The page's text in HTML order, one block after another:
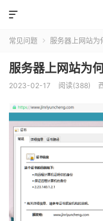

常见问题  服务器上网站为
服务器上网站为
2023-02-17 阅读(388)